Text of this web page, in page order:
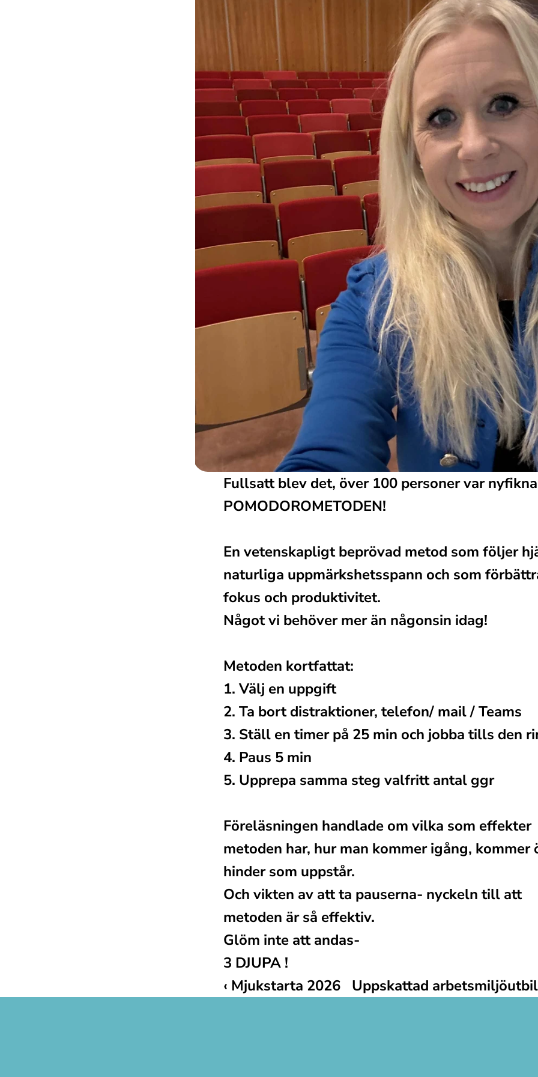
Fullsatt blev det, över 100 personer var
POMODOROMETODEN!
En vetenskapligt beprövad metod som följer
naturliga uppmärkshetsspann och som
fokus och produktivitet.
Något vi behöver mer än någonsin idag!
Metoden kortfattat:
1. Välj en uppgift
2. Ta bort distraktioner, telefon/ mail / Teams
3. Ställ en timer på 25 min och jobba tills den
4. Paus 5 min
5. Upprepa samma steg valfritt antal ggr
Föreläsningen handlade om vilka som effekter
metoden har, hur man kommer igång, kommer
hinder som uppstår.
Och vikten av att ta pauserna- nyckeln till att
metoden är så effektiv.
Glöm inte att andas-
3 DJUPA !
‹ Mjukstarta 2026
Uppskattad